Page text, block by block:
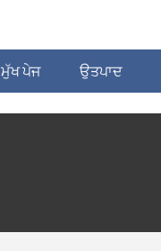
ਮੁੱਖ ਪੇਜ ਉਤਪਾਦ